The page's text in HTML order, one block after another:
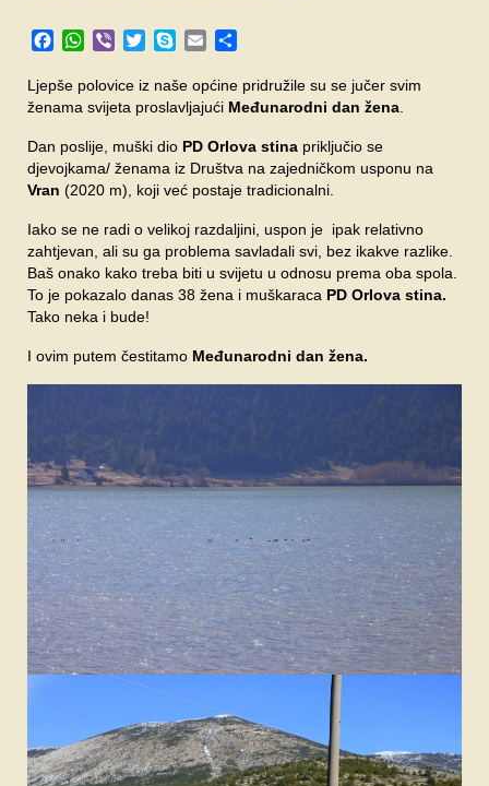
Facebook
WhatsApp
Viber TwitterSkypeEmail
Ljepše polovice iz naše općine pridružile su se jučer svim
ženama svijeta proslavljajući Međunarodni dan žena.
Dan poslije, muški dio PD Orlova stina priključio se
djevojkama/ ženama iz Društva na zajedničkom usponu na
Vran (2020 m), koji već postaje tradicionalni.
Iako se ne radi o velikoj razdaljini, uspon je ipak relativno
zahtjevan, ali su ga problema savladali svi, bez ikakve razlike.
Baš onako kako treba biti u svijetu u odnosu prema oba spola.
To je pokazalo danas 38 žena i muškaraca PD Orlova stina.
Tako neka i bude!
I ovim putem čestitamo Međunarodni dan žena.